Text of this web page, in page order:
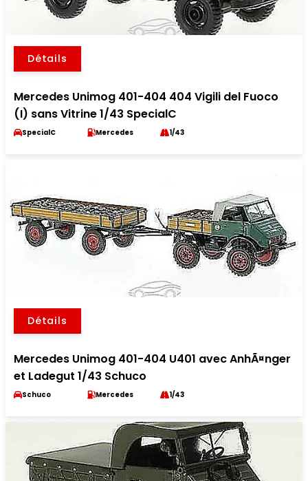
Détails
Mercedes Unimog 401-404 404 Vigili del Fuoco
(I) sans Vitrine 1/43 SpecialC
SpecialC Mercedes 1/43
Détails
Mercedes Unimog 401-404 U401 avec AnhÃ¤nger
et Ladegut 1/43 Schuco
Schuco Mercedes 1/43